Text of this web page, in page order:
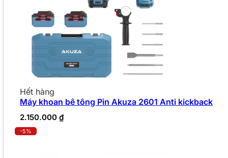
Hết hàng
Máy khoan bê tông Pin Akuza 2601 Anti kickback
2.150.000 ₫
-5%